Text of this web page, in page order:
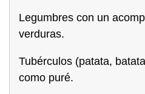
Legumbres con un
verduras.
Tubérculos (patata,
como puré.